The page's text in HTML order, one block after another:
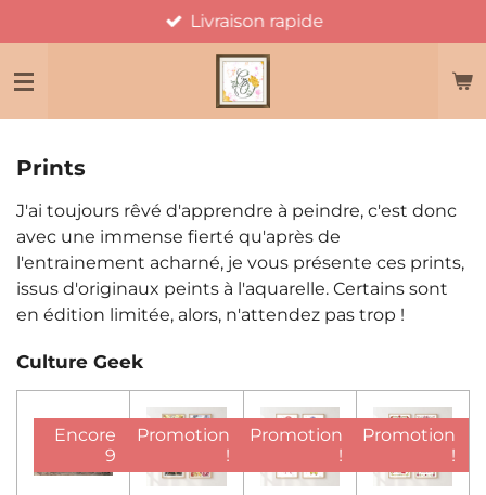
au
contenu
Livraison rapide
Prints
J'ai toujours rêvé d'apprendre à peindre, c'est donc
avec une immense fierté qu'après de
l'entrainement acharné, je vous présente ces prints,
issus d'originaux peints à l'aquarelle. Certains sont
en édition limitée, alors, n'attendez pas trop !
Culture Geek
Encore
9
Promotion
!
Promotion
!
Promotion
!